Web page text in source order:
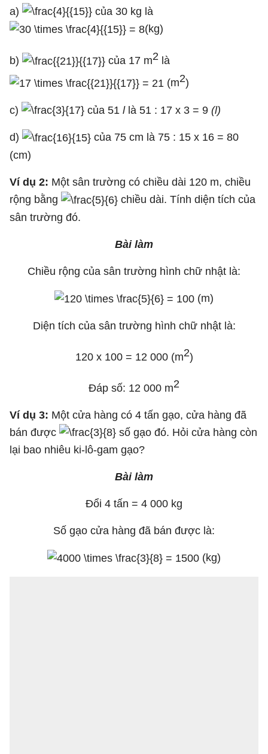
a)
của 30 kg là
(kg)
b) của 17 m2 là
(m2)
c) của 51 llà 51 : 17 x 3 = 9 (l)
d)
của 75 cm là 75 : 15 x 16 = 80
(cm)
Ví dụ 2: Một sân trường có chiều dài 120 m, chiều
rộng bằng
chiều dài. Tính diện tích của
sân trường đó.
Bài làm
Chiều rộng của sân trường hình chữ nhật là:
(m)
Diện tích của sân trường hình chữ nhật là:
120 x 100 = 12 000 (m2)
Đáp số: 12 000 m2
Ví dụ 3: Một cửa hàng có 4 tấn gạo, cửa hàng đã
bán được
số gạo đó. Hỏi cửa hàng còn
lại bao nhiêu ki-lô-gam gạo?
Bài làm
Đổi 4 tấn = 4 000 kg
Số gạo cửa hàng đã bán được là:
(kg)